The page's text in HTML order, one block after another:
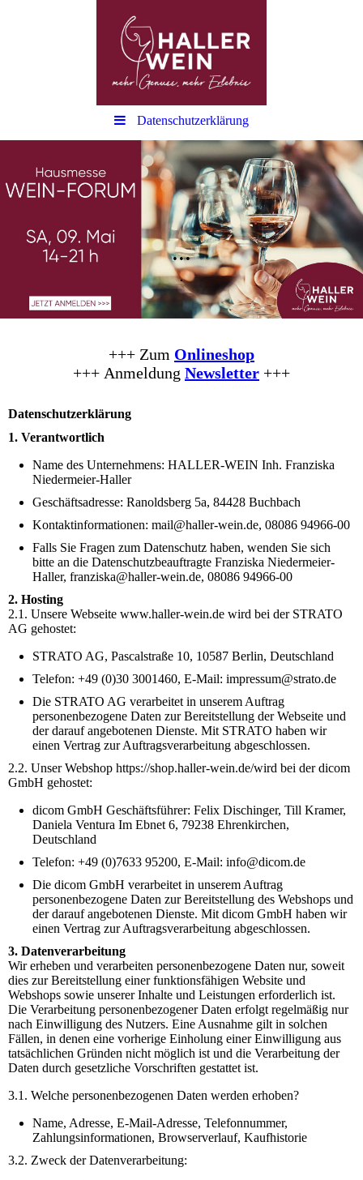
Datenschutzerklärung
...
.
+++ Zum Onlineshop
+++ Anmeldung Newsletter +++
Datenschutzerklärung
1. Verantwortlich
Name des Unternehmens: HALLER-WEIN Inh. Franziska
Niedermeier-Haller
Geschäftsadresse: Ranoldsberg 5a, 84428 Buchbach
Kontaktinformationen: mail@haller-wein.de, 08086 94966-00
Falls Sie Fragen zum Datenschutz haben, wenden Sie sich
bitte an die Datenschutzbeauftragte Franziska Niedermeier-
Haller, franziska@haller-wein.de, 08086 94966-00
2. Hosting
2.1. Unsere Webseite www.haller-wein.de wird bei der STRATO
AG gehostet:
STRATO AG, Pascalstraße 10, 10587 Berlin, Deutschland
Telefon: +49 (0)30 3001460, E-Mail: impressum@strato.de
Die STRATO AG verarbeitet in unserem Auftrag
personenbezogene Daten zur Bereitstellung der Webseite und
der darauf angebotenen Dienste. Mit STRATO haben wir
einen Vertrag zur Auftragsverarbeitung abgeschlossen.
2.2. Unser Webshop https://shop.haller-wein.de/wird bei der dicom
GmbH gehostet:
dicom GmbH Geschäftsführer: Felix Dischinger, Till Kramer,
Daniela Ventura Im Ebnet 6, 79238 Ehrenkirchen,
Deutschland
Telefon: +49 (0)7633 95200, E-Mail: info@dicom.de
Die dicom GmbH verarbeitet in unserem Auftrag
personenbezogene Daten zur Bereitstellung des Webshops und
der darauf angebotenen Dienste. Mit dicom GmbH haben wir
einen Vertrag zur Auftragsverarbeitung abgeschlossen.
3. Datenverarbeitung
Wir erheben und verarbeiten personenbezogene Daten nur, soweit
dies zur Bereitstellung einer funktionsfähigen Website und
Webshops sowie unserer Inhalte und Leistungen erforderlich ist.
Die Verarbeitung personenbezogener Daten erfolgt regelmäßig nur
nach Einwilligung des Nutzers. Eine Ausnahme gilt in solchen
Fällen, in denen eine vorherige Einholung einer Einwilligung aus
tatsächlichen Gründen nicht möglich ist und die Verarbeitung der
Daten durch gesetzliche Vorschriften gestattet ist.
3.1. Welche personenbezogenen Daten werden erhoben?
Name, Adresse, E-Mail-Adresse, Telefonnummer,
Zahlungsinformationen, Browserverlauf, Kaufhistorie
3.2. Zweck der Datenverarbeitung: